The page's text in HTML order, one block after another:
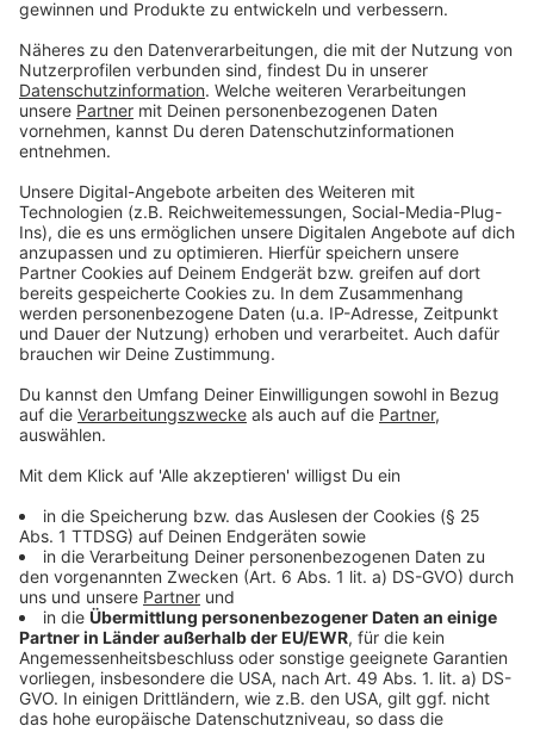
Daten zu Ihren Aktivitäten
sammeln. Bitte lesen Sie die
Details durch und stimmen Sie der
Nutzung des Service zu, um dieses
Video anzusehen.
Mehr Informationen
Akzeptieren
powered byUsercentrics Consent
Management Platform
Smilla steigt immer tiefer herab in ein Netz aus Lügen
und Intrigen. Kann sich die Frau jemals daraus wieder
befreien und das Verschwinden des Jungen aufklären?
Anzeige
©Copyright: Magenta TV
Zwischen Smilla und dem Jungen entwickelte sich
eine Art Freundschaft.
Anzeige
©Copyright: Magenta TV
Wo komme ich her? Smilla zweifelt mehr und mehr an
ihrer eigenen Herkunft.